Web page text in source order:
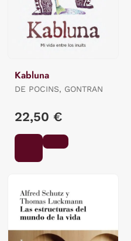
Kabluna
DE POCINS, GONTRAN
22,50 €